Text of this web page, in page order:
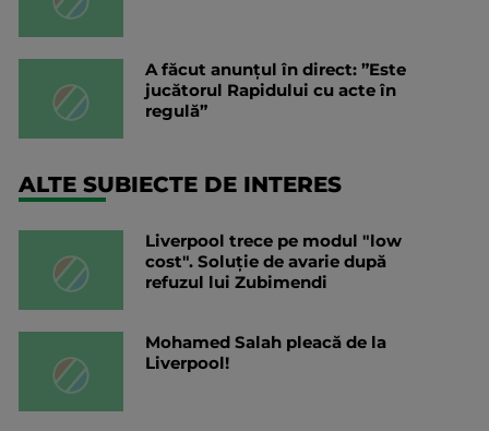
A făcut anunțul în direct: ”Este
jucătorul Rapidului cu acte în
regulă”
ALTE SUBIECTE DE INTERES
Liverpool trece pe modul "low
cost". Soluție de avarie după
refuzul lui Zubimendi
Mohamed Salah pleacă de la
Liverpool!